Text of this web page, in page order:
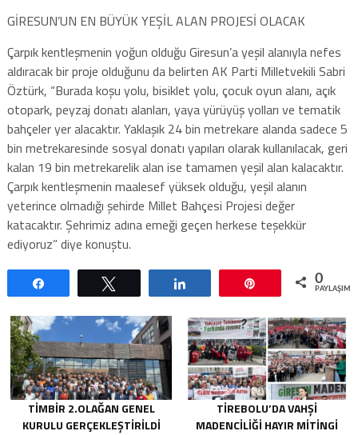
GİRESUN’UN EN BÜYÜK YEŞİL ALAN PROJESİ OLACAK
Çarpık kentleşmenin yoğun olduğu Giresun’a yeşil alanıyla nefes
aldıracak bir proje olduğunu da belirten AK Parti Milletvekili Sabri
Öztürk, “Burada koşu yolu, bisiklet yolu, çocuk oyun alanı, açık
otopark, peyzaj donatı alanları, yaya yürüyüş yolları ve tematik
bahçeler yer alacaktır. Yaklaşık 24 bin metrekare alanda sadece 5
bin metrekaresinde sosyal donatı yapıları olarak kullanılacak, geri
kalan 19 bin metrekarelik alan ise tamamen yeşil alan kalacaktır.
Çarpık kentleşmenin maalesef yüksek olduğu, yeşil alanın
yeterince olmadığı şehirde Millet Bahçesi Projesi değer
katacaktır. Şehrimiz adına emeği geçen herkese teşekkür
ediyoruz” diye konuştu.
0
TİMBİR 2.OLAĞAN GENEL
KURULU GERÇEKLEŞTIRILDI
TIREBOLU’DA VAHŞI
MADENCILIĞI HAYIR MITINGI